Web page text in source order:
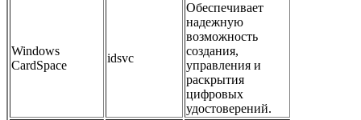
Windows
CardSpace
idsvc
Обеспечивает
надежную
возможность
создания,
управления и
раскрытия
цифровых
удостоверений.